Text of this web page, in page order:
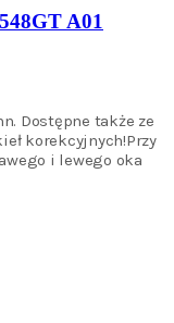
A01
Dostępne także ze
korekcyjnych!Przy
i lewego oka